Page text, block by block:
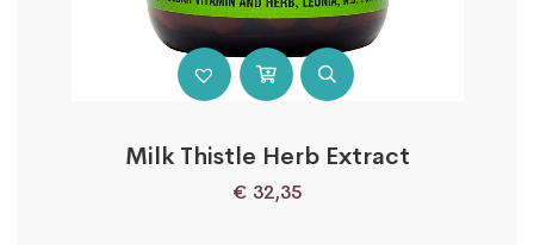
Milk Thistle Herb Extract
€ 32,35